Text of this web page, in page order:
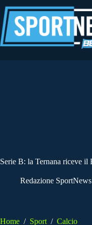
al
contenuto
Serie B: la Ternana riceve il
Redazione SportNews
Home / Sport / Calcio